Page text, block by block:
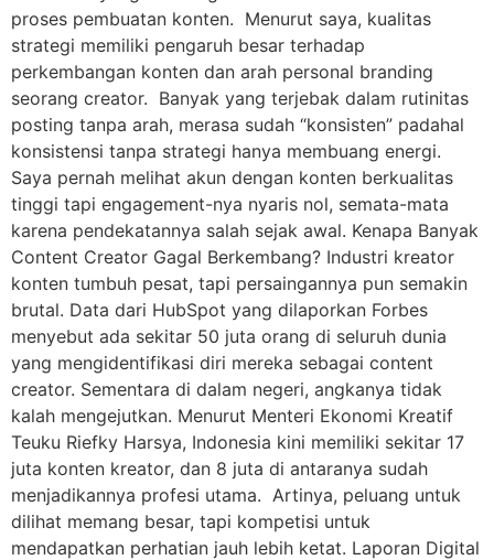
proses pembuatan konten. Menurut saya, kualitas
strategi memiliki pengaruh besar terhadap
perkembangan konten dan arah personal branding
seorang creator. Banyak yang terjebak dalam rutinitas
posting tanpa arah, merasa sudah “konsisten” padahal
konsistensi tanpa strategi hanya membuang energi.
Saya pernah melihat akun dengan konten berkualitas
tinggi tapi engagement-nya nyaris nol, semata-mata
karena pendekatannya salah sejak awal. Kenapa Banyak
Content Creator Gagal Berkembang? Industri kreator
konten tumbuh pesat, tapi persaingannya pun semakin
brutal. Data dari HubSpot yang dilaporkan Forbes
menyebut ada sekitar 50 juta orang di seluruh dunia
yang mengidentifikasi diri mereka sebagai content
creator. Sementara di dalam negeri, angkanya tidak
kalah mengejutkan. Menurut Menteri Ekonomi Kreatif
Teuku Riefky Harsya, Indonesia kini memiliki sekitar 17
juta konten kreator, dan 8 juta di antaranya sudah
menjadikannya profesi utama. Artinya, peluang untuk
dilihat memang besar, tapi kompetisi untuk
mendapatkan perhatian jauh lebih ketat. Laporan Digital